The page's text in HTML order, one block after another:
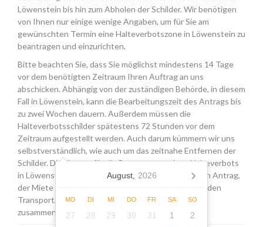
Löwenstein bis hin zum Abholen der Schilder. Wir benötigen
von Ihnen nur einige wenige Angaben, um für Sie am
gewünschten Termin eine Halteverbotszone in Löwenstein zu
beantragen und einzurichten.
Bitte beachten Sie, dass Sie möglichst mindestens 14 Tage
vor dem benötigten Zeitraum Ihren Auftrag an uns
abschicken. Abhängig von der zuständigen Behörde, in diesem
Fall in Löwenstein, kann die Bearbeitungszeit des Antrags bis
zu zwei Wochen dauern. Außerdem müssen die
Halteverbotsschilder spätestens 72 Stunden vor dem
Zeitraum aufgestellt werden. Auch darum kümmern wir uns
selbstverständlich, wie auch um das zeitnahe Entfernen der
Schilder. Die Kosten für die Beantragung eines Halteverbots
in Löwenstein setzen sich aus den Gebühren für den Antrag,
der Miete für die Schilder sowie einer Pauschale für den
Transport, das Aufstellen und Abholen der Schilder
zusammen.
August, 2026
MO DI MI DO FR SA SO
27 28 29 30 31 1
2